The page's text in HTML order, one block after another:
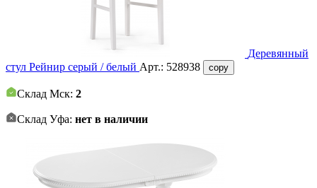
Деревянный
стул Рейнир серый / белый Арт.: 528938 copy
Склад Мск: 2
Склад Уфа: нет в наличии